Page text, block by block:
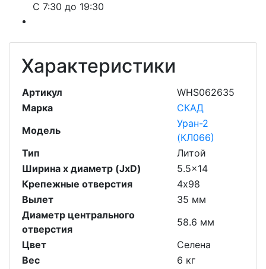
С 7:30 до 19:30
Характеристики
Артикул
WHS062635
Марка
СКАД
Модель
Уран-2
(КЛ066)
Тип
Литой
Ширина х диаметр (JxD)
5.5x14
Крепежные отверстия
4х98
Вылет
35 мм
Диаметр центрального
отверстия
58.6 мм
Цвет
Селена
Вес
6 кг